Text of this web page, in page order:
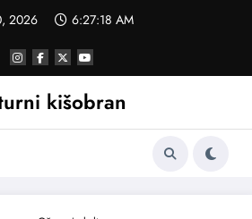
2026 6:27:19 AM
kišobran